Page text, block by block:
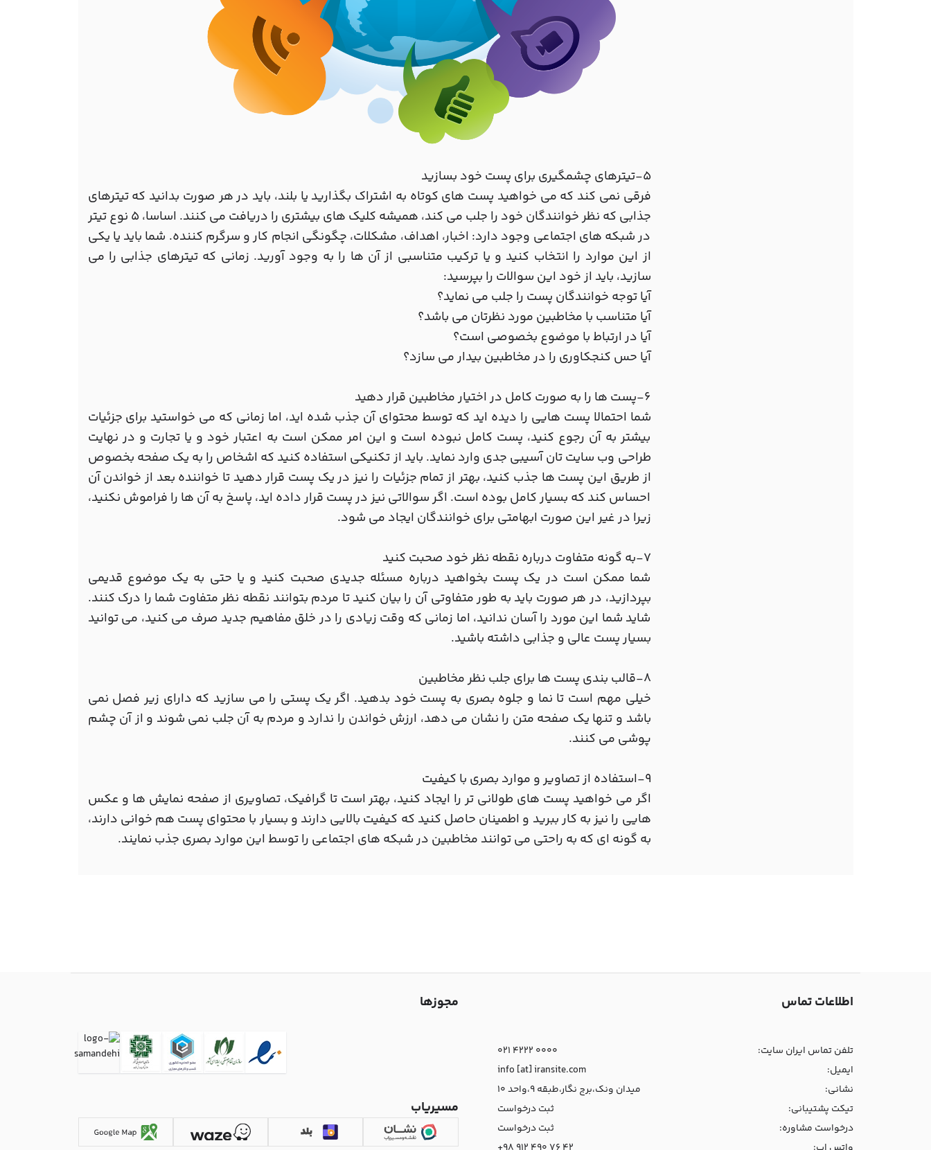
5-تیترهای چشمگیری برای پست خود بسازید
فرقی نمی کند که می خواهید پست های کوتاه به اشتراک بگذارید یا بلند، باید در هر صورت بدانید که تیترهای
جذابی که نظر خوانندگان خود را جلب می کند، همیشه کلیک های بیشتری را دریافت می کنند. اساسا، 5 نوع تیتر
در شبکه های اجتماعی وجود دارد: اخبار، اهداف، مشکلات، چگونگی انجام کار و سرگرم کننده. شما باید یا یکی
از این موارد را انتخاب کنید و یا ترکیب متناسبی از آن ها را به وجود آورید. زمانی که تیترهای جذابی را می
سازید، باید از خود این سوالات را بپرسید:
آیا توجه خوانندگان پست را جلب می نماید؟
آیا متناسب با مخاطبین مورد نظرتان می باشد؟
آیا در ارتباط با موضوع بخصوصی است؟
آیا حس کنجکاوری را در مخاطبین بیدار می سازد؟
6-پست ها را به صورت کامل در اختیار مخاطبین قرار دهید
شما احتمالا پست هایی را دیده اید که توسط محتوای آن جذب شده اید، اما زمانی که می خواستید برای جزئیات
بیشتر به آن رجوع کنید، پست کامل نبوده است و این امر ممکن است به اعتبار خود و یا تجارت و در نهایت
طراحی وب سایت تان آسیبی جدی وارد نماید. باید از تکنیکی استفاده کنید که اشخاص را به یک صفحه بخصوص
از طریق این پست ها جذب کنید، بهتر از تمام جزئیات را نیز در یک پست قرار دهید تا خواننده بعد از خواندن آن
احساس کند که بسیار کامل بوده است. اگر سوالاتی نیز در پست قرار داده اید، پاسخ به آن ها را فراموش نکنید،
زیرا در غیر این صورت ابهامتی برای خوانندگان ایجاد می شود.
7-به گونه متفاوت درباره نقطه نظر خود صحبت کنید
شما ممکن است در یک پست بخواهید درباره مسئله جدیدی صحبت کنید و یا حتی به یک موضوع قدیمی
بپردازید، در هر صورت باید به طور متفاوتی آن را بیان کنید تا مردم بتوانند نقطه نظر متفاوت شما را درک کنند.
شاید شما این مورد را آسان ندانید، اما زمانی که وقت زیادی را در خلق مفاهیم جدید صرف می کنید، می توانید
بسیار پست عالی و جذابی داشته باشید.
8-قالب بندی پست ها برای جلب نظر مخاطبین
خیلی مهم است تا نما و جلوه بصری به پست خود بدهید. اگر یک پستی را می سازید که دارای زیر فصل نمی
باشد و تنها یک صفحه متن را نشان می دهد، ارزش خواندن را ندارد و مردم به آن جلب نمی شوند و از آن چشم
پوشی می کنند.
9-استفاده از تصاویر و موارد بصری با کیفیت
اگر می خواهید پست های طولانی تر را ایجاد کنید، بهتر است تا گرافیک، تصاویری از صفحه نمایش ها و عکس
هایی را نیز به کار ببرید و اطمینان حاصل کنید که کیفیت بالایی دارند و بسیار با محتوای پست هم خوانی دارند،
به گونه ای که به راحتی می توانند مخاطبین در شبکه های اجتماعی را توسط این موارد بصری جذب نمایند.
اطلاعات تماس
تلفن تماس ایران سایت:
021 4222 0000
ایمیل:
info [at] iransite.com
نشانی:
میدان ونک،برج نگار،طبقه 9،واحد 10
تیکت پشتیبانی:
ثبت درخواست
درخواست مشاوره:
ثبت درخواست
مجوزها
مسیریاب